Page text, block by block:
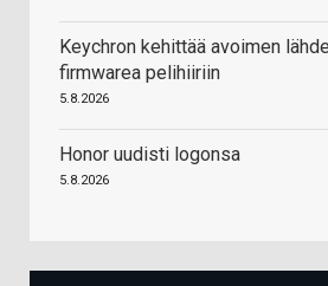
Keychron kehittää avoimen
firmwarea pelihiiriin
5.8.2026
Honor uudisti logonsa
5.8.2026